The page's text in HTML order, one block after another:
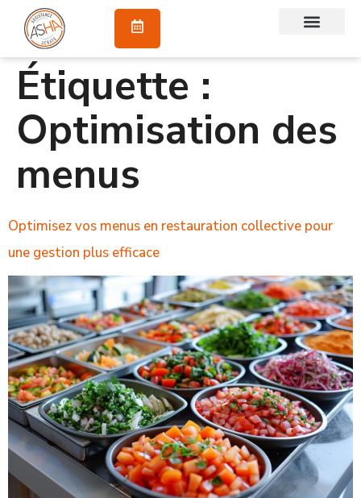
Étiquette :
Optimisation des
menus
Optimisez vos menus en restauration collective pour
une gestion plus efficace